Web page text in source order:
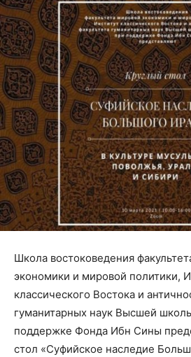
Школа востоковедения
экономики и мировой политики,
классического Востока и
гуманитарных наук Высшей
поддержке Фонда Ибн Сины
стол «Суфийское наследие